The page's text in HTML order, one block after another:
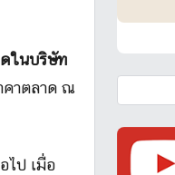
ดในบริษัท
คาตลาด ณ
ไป เมื่อ